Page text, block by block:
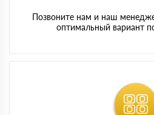
Позвоните нам и наш
оптимальный вариант